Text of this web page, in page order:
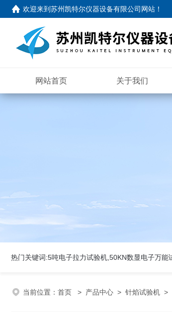
欢迎来到苏州凯特尔仪器设备有限公司网站！
网站首页 关于我们
当前位置： 首页 > 产品中心 > 针焰试验机 >